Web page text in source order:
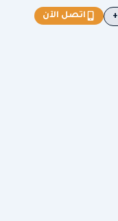
اتصل الآن